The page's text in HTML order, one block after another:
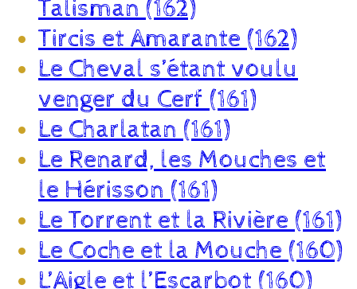
Talisman (162)
Tircis et Amarante (162)
Le Cheval s’étant voulu
venger du Cerf (161)
Le Charlatan (161)
Le Renard, les Mouches et
le Hérisson (161)
Le Torrent et la Rivière (161)
Le Coche et la Mouche (160)
L’Aigle et l’Escarbot (160)